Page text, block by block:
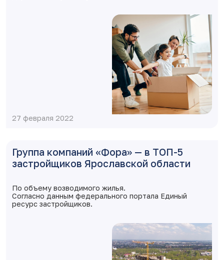
27 февраля 2022
Группа компаний «Фора» — в ТОП-5
застройщиков Ярославской области
По объему возводимого жилья.
Согласно данным федерального портала Единый
ресурс застройщиков.